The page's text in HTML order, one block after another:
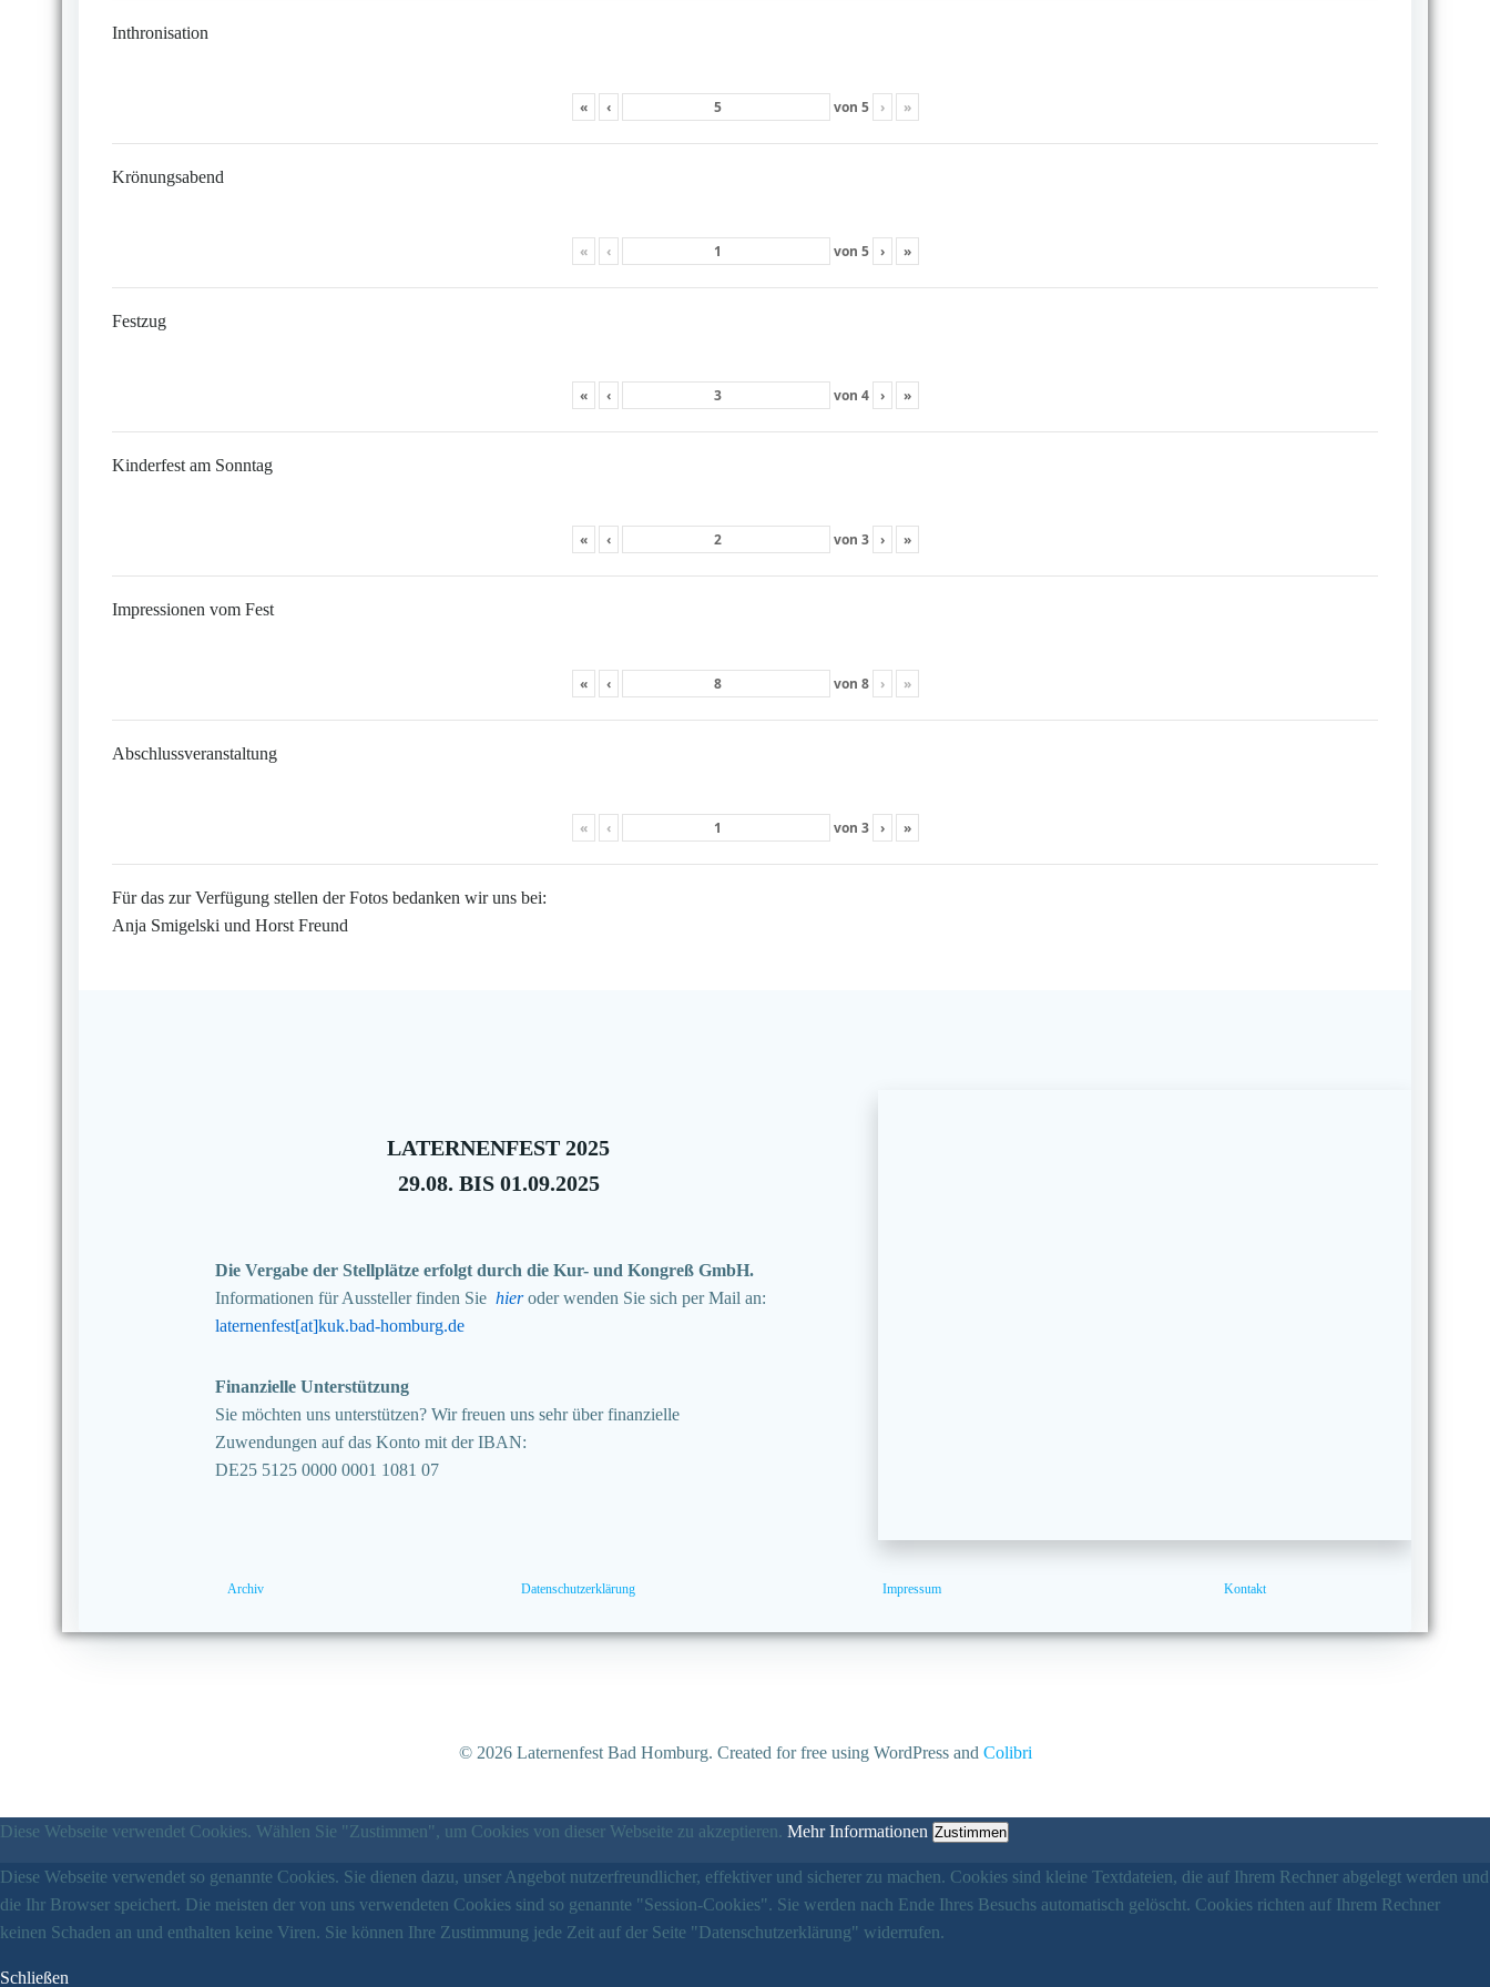
Inthronisation
« ‹ von 5 › »
Krönungsabend
« ‹ von 5 › »
Festzug
« ‹ von 4 › »
Kinderfest am Sonntag
« ‹ von 3 › »
Impressionen vom Fest
« ‹ von 8 › »
Abschlussveranstaltung
« ‹ von 3 › »
Für das zur Verfügung stellen der Fotos bedanken wir uns bei:
Anja Smigelski und Horst Freund
LATERNENFEST 2025
29.08. BIS 01.09.2025
Die Vergabe der Stellplätze erfolgt durch die Kur- und Kongreß GmbH.
Informationen für Aussteller finden Sie hieroder wenden Sie sich per Mail an:
laternenfest[at]kuk.bad-homburg.de
Finanzielle Unterstützung
Sie möchten uns unterstützen? Wir freuen uns sehr über finanzielle
Zuwendungen auf das Konto mit der IBAN:
DE25 5125 0000 0001 1081 07
Archiv Datenschutzerklärung Impressum Kontakt
© 2026 Laternenfest Bad Homburg. Created for free using WordPress and Colibri
Diese Webseite verwendet Cookies. Wählen Sie "Zustimmen", um Cookies von dieser Webseite zu akzeptieren. Mehr Informationen Zustimmen
Diese Webseite verwendet so genannte Cookies. Sie dienen dazu, unser Angebot nutzerfreundlicher, effektiver und sicherer zu machen. Cookies sind kleine Textdateien, die auf Ihrem Rechner abgelegt werden und
die Ihr Browser speichert. Die meisten der von uns verwendeten Cookies sind so genannte "Session-Cookies". Sie werden nach Ende Ihres Besuchs automatisch gelöscht. Cookies richten auf Ihrem Rechner
keinen Schaden an und enthalten keine Viren. Sie können Ihre Zustimmung jede Zeit auf der Seite "Datenschutzerklärung" widerrufen.
Schließen